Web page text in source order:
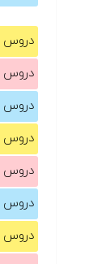
دروس
دروس
دروس
دروس
دروس
دروس
دروس